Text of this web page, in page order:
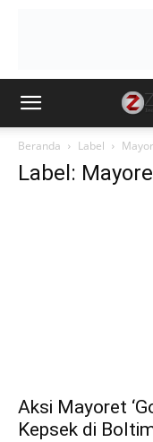
Beranda Label
Label:
Aksi Mayoret
Kepsek di